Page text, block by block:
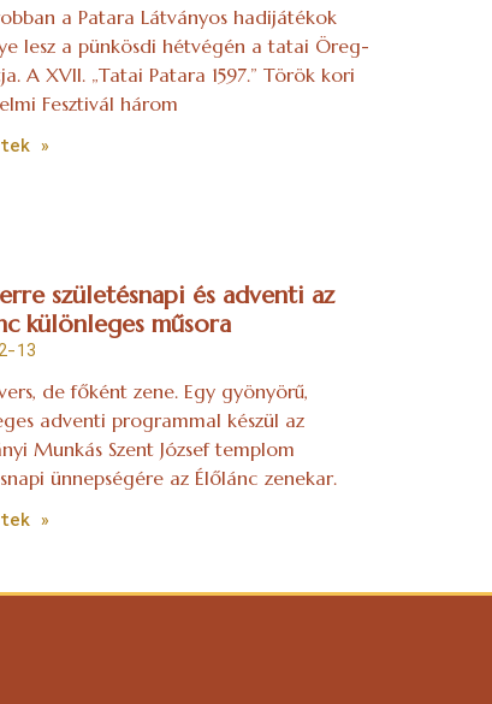
a Patara Látványos hadijátékok
lesz a pünkösdi hétvégén a tatai Öreg-
A XVII. „Tatai Patara 1597.” Török kori
Fesztivál három
»
születésnapi és adventi az
különleges műsora
13
de főként zene. Egy gyönyörű,
adventi programmal készül az
Munkás Szent József templom
ünnepségére az Élőlánc zenekar.
»